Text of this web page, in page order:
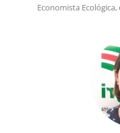
Economista